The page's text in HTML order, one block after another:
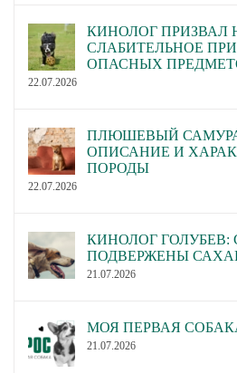
КИНОЛОГ ПРИЗВАЛ
СЛАБИТЕЛЬНОЕ
ОПАСНЫХ
22.07.2026
ПЛЮШЕВЫЙ
ОПИСАНИЕ И
ПОРОДЫ
22.07.2026
КИНОЛОГ ГОЛУБЕВ:
ПОДВЕРЖЕНЫ
21.07.2026
МОЯ ПЕРВАЯ
21.07.2026